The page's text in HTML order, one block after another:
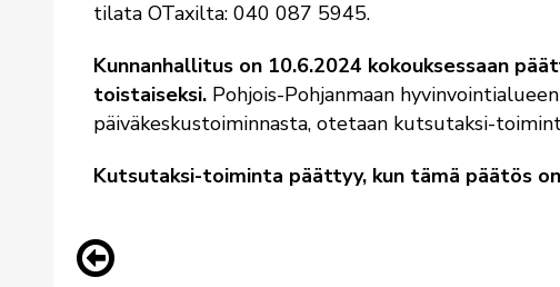
tilata OTaxilta: 040 087 5945.
Kunnanhallitus on 10.6.2024 kokouksessaan
toistaiseksi. Pohjois-Pohjanmaan
päiväkeskustoiminnasta, otetaan kutsutaksi-
Kutsutaksi-toiminta päättyy, kun tämä päätös